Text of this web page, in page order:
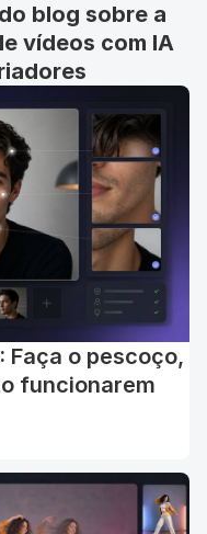
blog sobre a
vídeos com IA
Faça o pescoço,
funcionarem